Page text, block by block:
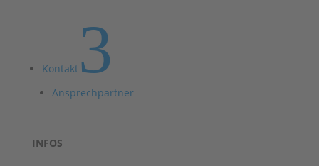
Kontakt3
Ansprechpartner
INFOS